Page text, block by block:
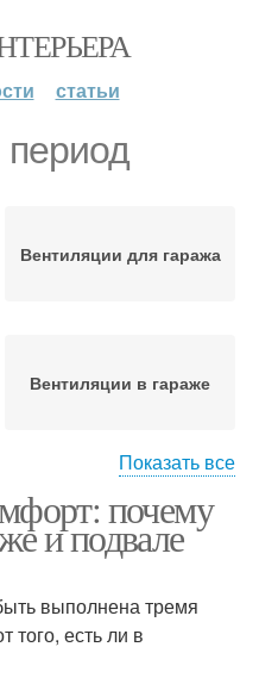
статьи
Вентиляции для гаража
Вентиляции в гараже
неотапливаемом гараже
Показать все
почему
и подвале
выполнена тремя
того, есть ли в